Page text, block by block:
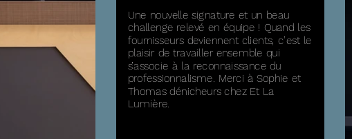
Une nouvelle signature et un beau
challenge relevé en équipe ! Quand les
fournisseurs deviennent clients, c’est le
plaisir de travailler ensemble qui
s’associe à la reconnaissance du
professionnalisme. Merci à Sophie et
Thomas dénicheurs chez Et La
Lumière.